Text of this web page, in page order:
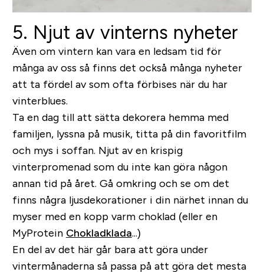
5. Njut av vinterns nyheter
Även om vintern kan vara en ledsam tid för
många av oss så finns det också många nyheter
att ta fördel av som ofta förbises när du har
vinterblues.
Ta en dag till att sätta dekorera hemma med
familjen, lyssna på musik, titta på din favoritfilm
och mys i soffan. Njut av en krispig
vinterpromenad som du inte kan göra någon
annan tid på året. Gå omkring och se om det
finns några ljusdekorationer i din närhet innan du
myser med en kopp varm choklad (eller en
MyProtein Chokladklada...)
En del av det här går bara att göra under
vintermånaderna så passa på att göra det mesta